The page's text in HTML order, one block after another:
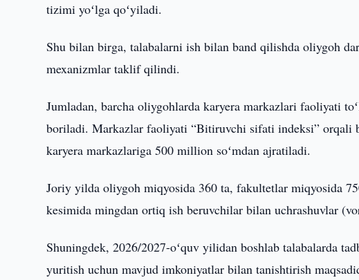
tizimi yoʻlga qoʻyiladi.
Shu bilan birga, talabalarni ish bilan band qilishda oliygoh
mexanizmlar taklif qilindi.
Jumladan, barcha oliygohlarda karyera markazlari faoliyati
boriladi. Markazlar faoliyati “Bitiruvchi sifati indeksi” orqali
karyera markazlariga 500 million soʻmdan ajratiladi.
Joriy yilda oliygoh miqyosida 360 ta, fakultetlar miqyosida
kesimida mingdan ortiq ish beruvchilar bilan uchrashuvlar
Shuningdek, 2026/2027-oʻquv yilidan boshlab talabalarda
yuritish uchun mavjud imkoniyatlar bilan tanishtirish